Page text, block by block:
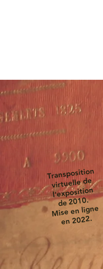
Transposition
virtuelle de
l'exposition
de 2010.
Mise en ligne
en 2022.